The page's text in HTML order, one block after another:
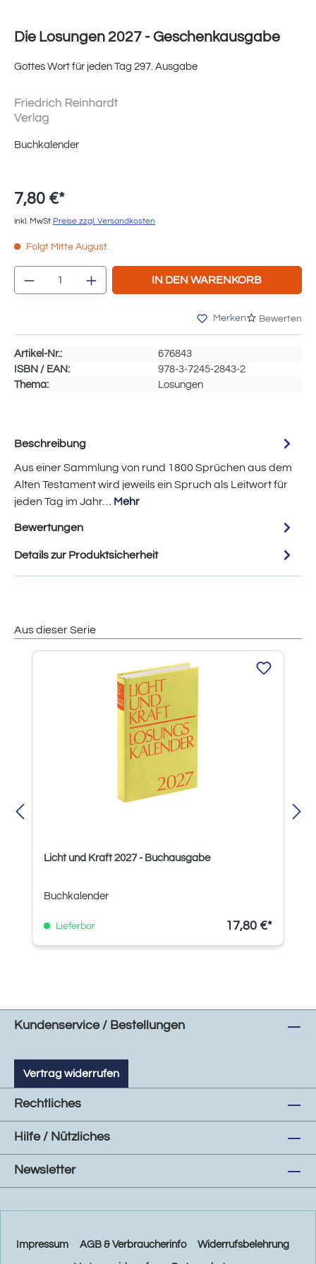
Die Losungen 2027 - Geschenkausgabe
Gottes Wort für jeden Tag 297. Ausgabe
Buchkalender
7,80 €*
inkl. MwSt Preise zzgl. Versandkosten
Folgt Mitte August.
Produkt Anzahl: Gib den gewünschten
IN DEN WARENKORB
Merken Bewerten
Artikel-Nr.:
676843
ISBN / EAN:
978-3-7245-2843-2
Thema:
Losungen
Beschreibung
Aus einer Sammlung von rund 1800 Sprüchen aus dem
Alten Testament wird jeweils ein Spruch als Leitwort für
jeden Tag im Jahr… Mehr
Bewertungen
Details zur Produktsicherheit
Aus dieser Serie
Produktgalerie überspringen
Licht und Kraft 2027 - Buchausgabe
Buchkalender
Lieferbar 17,80 €*
Kundenservice / Bestellungen
Vertrag widerrufen
Rechtliches
Hilfe / Nützliches
Newsletter
Impressum AGB & Verbraucherinfo Widerrufsbelehrung